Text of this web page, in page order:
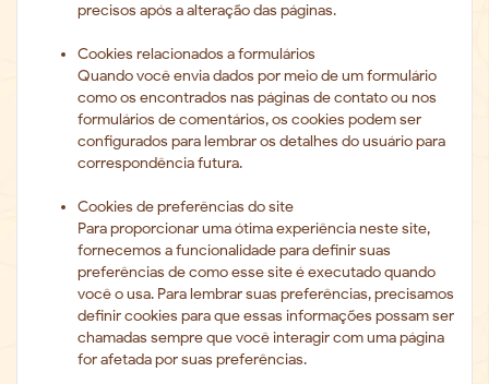
precisos após a alteração das páginas.
Cookies relacionados a formulários
Quando você envia dados por meio de um formulário
como os encontrados nas páginas de contato ou nos
formulários de comentários, os cookies podem ser
configurados para lembrar os detalhes do usuário para
correspondência futura.
Cookies de preferências do site
Para proporcionar uma ótima experiência neste site,
fornecemos a funcionalidade para definir suas
preferências de como esse site é executado quando
você o usa. Para lembrar suas preferências, precisamos
definir cookies para que essas informações possam ser
chamadas sempre que você interagir com uma página
for afetada por suas preferências.